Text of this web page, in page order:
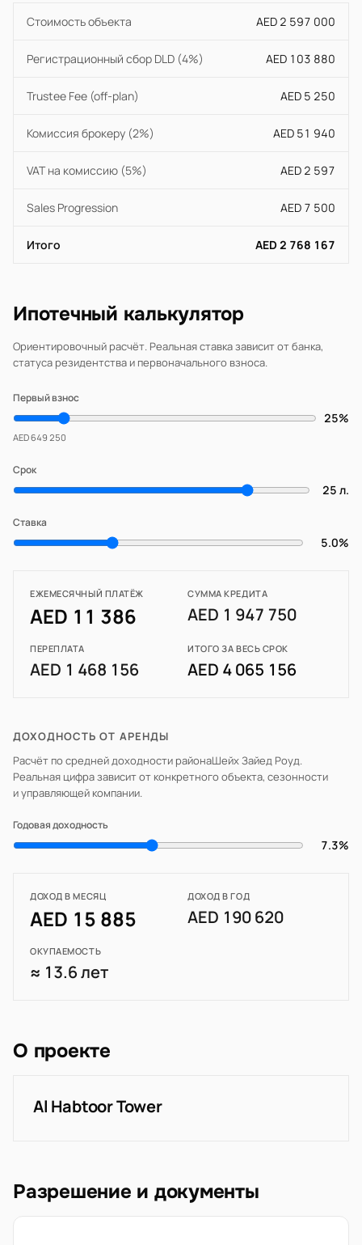
Стоимость объекта AED 2 597 000
Регистрационный сбор DLD (4%) AED 103 880
Trustee Fee (off-plan) AED 5 250
Комиссия брокеру (2%) AED 51 940
VAT на комиссию (5%) AED 2 597
Sales Progression AED 7 500
Итого AED 2 768 167
Ипотечный калькулятор
Ориентировочный расчёт. Реальная ставка зависит от банка,
статуса резидентства и первоначального взноса.
Первый взнос
25%
AED 649 250
Срок
25 л.
Ставка
5.0%
ЕЖЕМЕСЯЧНЫЙ ПЛАТЁЖ
AED 11 386
СУММА КРЕДИТА
AED 1 947 750
ПЕРЕПЛАТА
AED 1 468 156
ИТОГО ЗА ВЕСЬ СРОК
AED 4 065 156
ДОХОДНОСТЬ ОТ АРЕНДЫ
Расчёт по средней доходности районаШейх Зайед Роуд.
Реальная цифра зависит от конкретного объекта, сезонности
и управляющей компании.
Годовая доходность
7.3%
ДОХОД В МЕСЯЦ
AED 15 885
ДОХОД В ГОД
AED 190 620
ОКУПАЕМОСТЬ
≈ 13.6 лет
О проекте
Al Habtoor Tower
Разрешение и документы